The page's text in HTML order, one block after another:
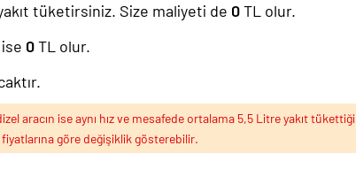
tüketirsiniz. Size maliyeti de 0TL olur.
ise 0TL olur.
aracın ise aynı hız ve mesafede ortalama 5,5 Litre yakıt tükettiği
fiyatlarına göre değişiklik gösterebilir.